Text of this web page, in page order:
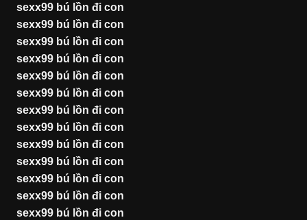
sexx99 bú lồn đi con
sexx99 bú lồn đi con
sexx99 bú lồn đi con
sexx99 bú lồn đi con
sexx99 bú lồn đi con
sexx99 bú lồn đi con
sexx99 bú lồn đi con
sexx99 bú lồn đi con
sexx99 bú lồn đi con
sexx99 bú lồn đi con
sexx99 bú lồn đi con
sexx99 bú lồn đi con
sexx99 bú lồn đi con